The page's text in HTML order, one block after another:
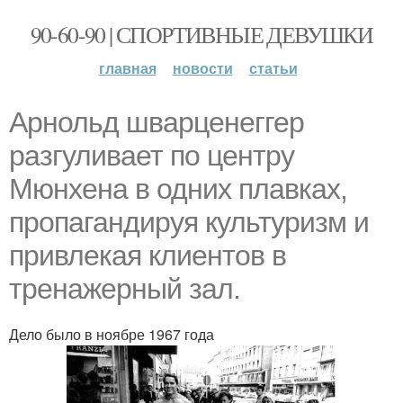
90-60-90 | СПОРТИВНЫЕ ДЕВУШКИ
главная новости статьи
Арнольд шварценеггер
разгуливает по центру
Мюнхена в одних плавках,
пропагандируя культуризм и
привлекая клиентов в
тренажерный зал.
Дело было в ноябре 1967 года